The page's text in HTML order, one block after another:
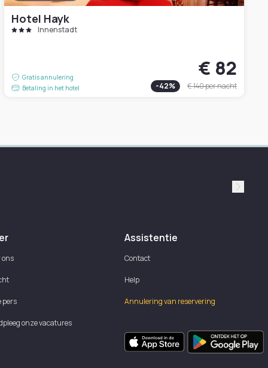
Hotel Hayk
Innenstadt
Gratis annulering
Betaling in het hotel
€ 82
-42% € 140per nacht
ons
pers
onze vacatures
Assistentie
Contact
Help
Annulering van reservering